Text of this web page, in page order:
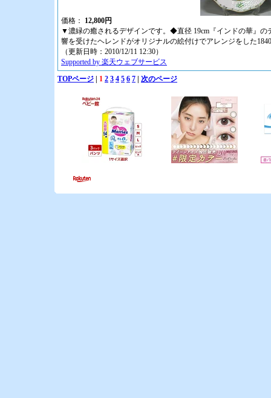
価格： 12,800円
▼濃緑の癒されるデザインです。◆直径 19cm『インドの華』の
響を受けたヘレンドがオリジナルの絵付けでアレンジをした
（更新日時：2010/12/11 12:30）
Supported by 楽天ウェブサービス
TOPページ
1 2 3 4 5 6 7 次のページ